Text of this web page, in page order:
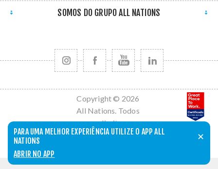
PARA UMA MELHOR EXPERIÊNCIA UTILIZE O APP ALL
NATIONS
✕
ABRIR NO APP
SOMOS DO GRUPO ALL NATIONS
Copyright © 2026
All Nations. Todos
os direitos
reservados.